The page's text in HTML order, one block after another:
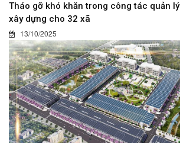
Tháo gỡ khó khăn trong công tác quản lý
xây dựng cho 32 xã
13/10/2025